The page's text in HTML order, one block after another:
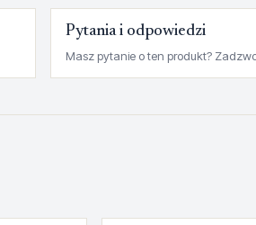
Pytania i odpowiedzi
Masz pytanie o ten produkt?